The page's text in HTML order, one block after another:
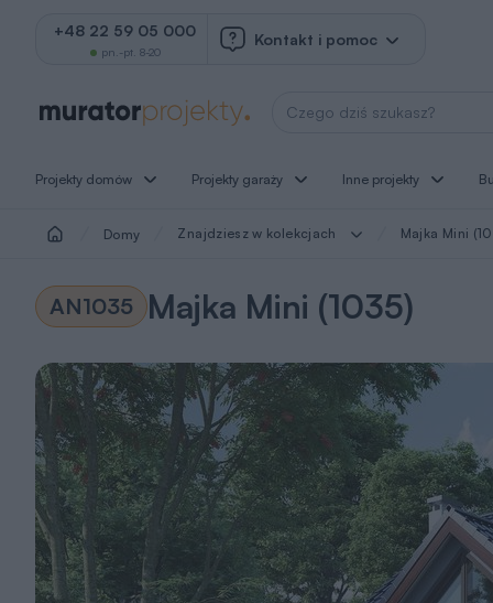
+48 22 59 05 000
pn.-pt. 8-20
Kontakt i pomoc
Wyszukaj projekt
Projekty domów Projekty garaży Inne projekty
Domy Znajdziesz w kolekcjach Majka Mini
AN1035 Majka Mini (1035)